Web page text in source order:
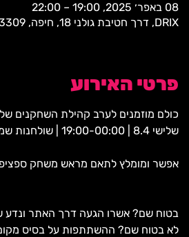
08 באפר׳ 2025, 19:00 – 22:00
DRIX, דרך חטיבת גולני 18, חיפה, 3323309, ישראל
פרטי האירוע
כולם מוזמנים לערב קהילת השחקנים
שלישי 8.4 | 19:00-00:00 | שולחנות שמורים ומסומנים לכבוד הערב (שאלו את הצוות שלנו) | עלות כניסה קבועה: 35 ש"ח
אפשר ומומלץ לתאם מראש משחק
בטוח שם? אשרו הגעה דרך האתר ונדע
לא בטוח שם? ההשתתפות על בסיס